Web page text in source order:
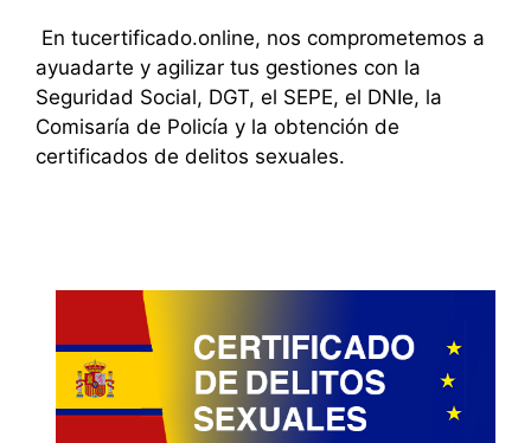
En tucertificado.online, nos comprometemos a
ayuadarte y agilizar tus gestiones con la
Seguridad Social, DGT, el SEPE, el DNIe, la
Comisaría de Policía y la obtención de
certificados de delitos sexuales.